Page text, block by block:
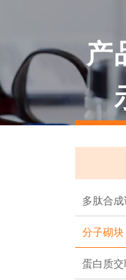
产
多肽合成
分子砌块
蛋白质交